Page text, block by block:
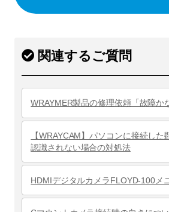
関連するご質問
WRAYMER製品の修理依頼「故障か
【WRAYCAM】パソコンに接続し
認識されない場合の対処法
HDMIデジタルカメラFLOYD-100メ